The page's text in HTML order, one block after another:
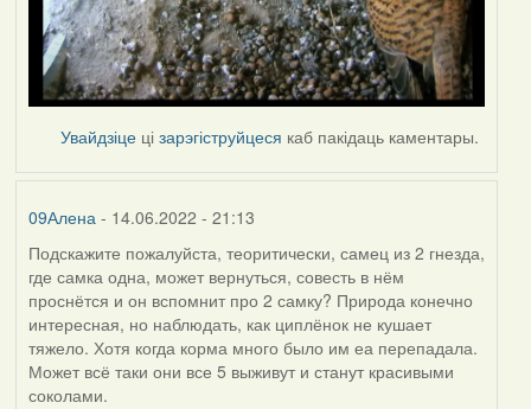
Увайдзіце цізарэгіструйцеся каб пакідаць каментары.
09Алена- 14.06.2022 - 21:13
Подскажите пожалуйста, теоритически, самец из 2 гнезда,
где самка одна, может вернуться, совесть в нём
проснётся и он вспомнит про 2 самку? Природа конечно
интересная, но наблюдать, как циплёнок не кушает
тяжело. Хотя когда корма много было им еа перепадала.
Может всё таки они все 5 выживут и станут красивыми
соколами.